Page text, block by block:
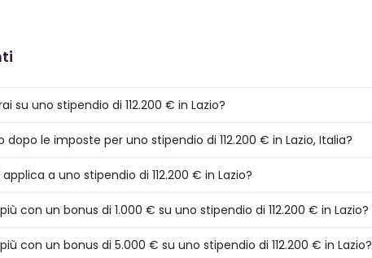
su uno stipendio di 112.200 € in Lazio?
le imposte per uno stipendio di 112.200 € in Lazio, Italia?
a uno stipendio di 112.200 € in Lazio?
con un bonus di 1.000 € su uno stipendio di 112.200 € in Lazio?
con un bonus di 5.000 € su uno stipendio di 112.200 € in Lazio?